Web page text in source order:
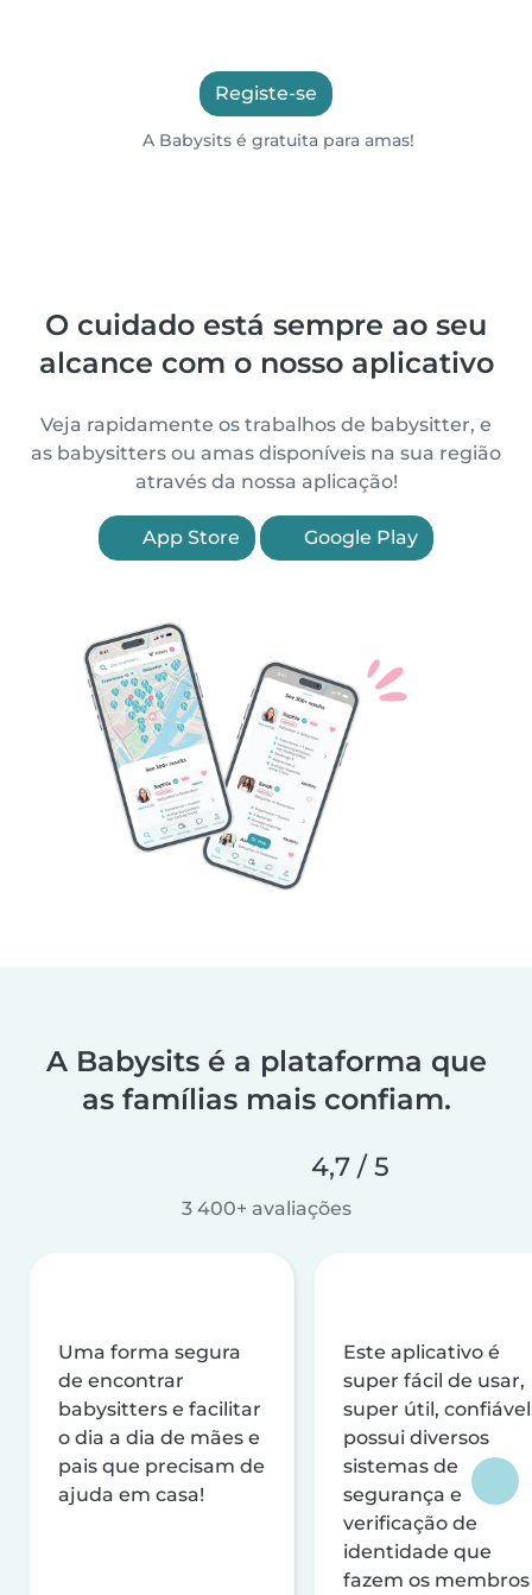
Registe-se
A Babysits é gratuita para amas!
O cuidado está sempre ao seu
alcance com o nosso aplicativo
Veja rapidamente os trabalhos de babysitter, e
as babysitters ou amas disponíveis na sua região
através da nossa aplicação!
App Store Google Play
A Babysits é a plataforma que
as famílias mais confiam.
4,7 / 5
3 400+ avaliações
Uma forma segura
de encontrar
babysitters e facilitar
o dia a dia de mães e
pais que precisam de
ajuda em casa!
Este aplicativo é
super fácil de usar,
super útil,
possui diversos
sistemas de
segurança e
verificação de
identidade que
fazem os membros